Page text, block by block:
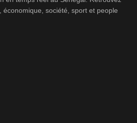
économique, société, sport et people